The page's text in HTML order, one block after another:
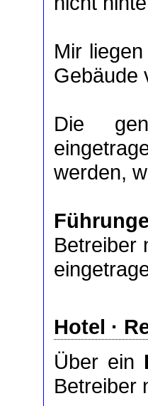
Mir
Gebäude
Die
werden,
Betreiber
Hotel ·
Über ein
Betreiber